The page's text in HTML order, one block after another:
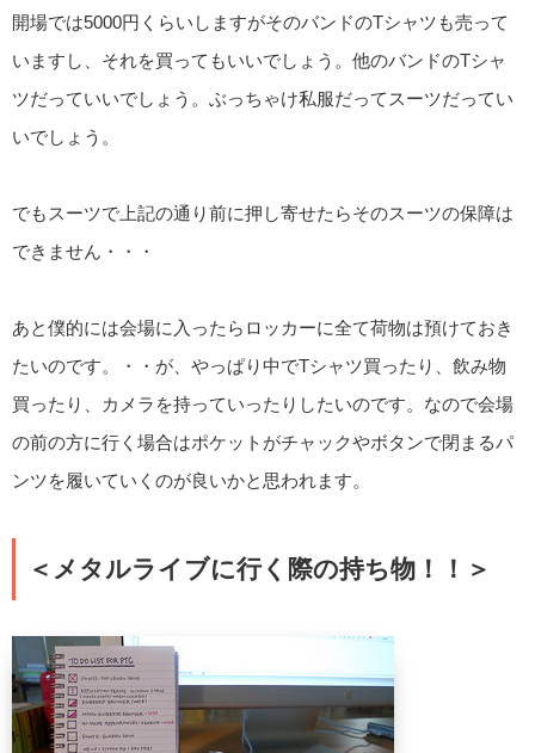
開場では5000円くらいしますがそのバンドのTシャツも売って
いますし、それを買ってもいいでしょう。他のバンドのTシャ
ツだっていいでしょう。ぶっちゃけ私服だってスーツだってい
いでしょう。
でもスーツで上記の通り前に押し寄せたらそのスーツの保障は
できません・・・
あと僕的には会場に入ったらロッカーに全て荷物は預けておき
たいのです。・・が、やっぱり中でTシャツ買ったり、飲み物
買ったり、カメラを持っていったりしたいのです。なので会場
の前の方に行く場合はポケットがチャックやボタンで閉まるパ
ンツを履いていくのが良いかと思われます。
＜メタルライブに行く際の持ち物！！＞